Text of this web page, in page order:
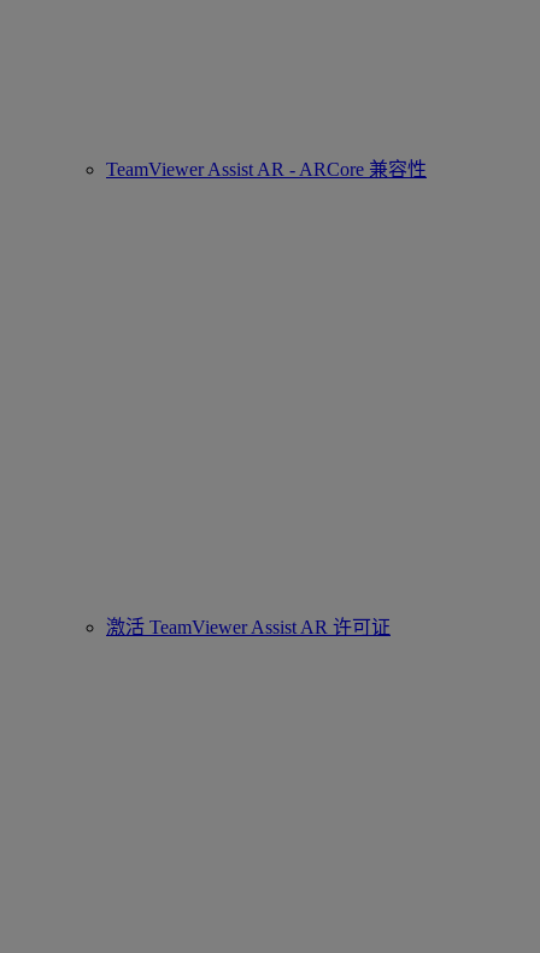
TeamViewer Assist AR - ARCore 兼容性
激活 TeamViewer Assist AR 许可证